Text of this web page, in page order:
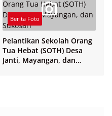
Berita Foto
Pelantikan Sekolah Orang
Tua Hebat (SOTH) Desa
Janti, Mayangan, dan